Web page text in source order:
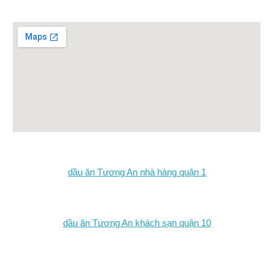
dầu ăn Tương An nhà hàng quận 1
dầu ăn Tương An khách sạn quận 10